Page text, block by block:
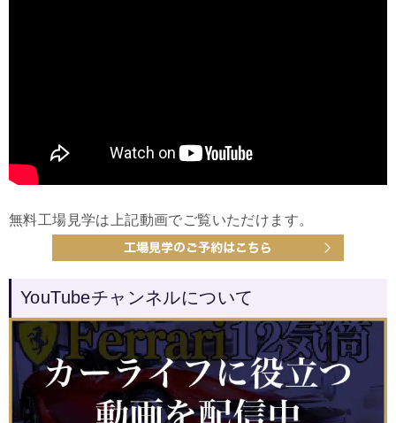
無料工場見学は上記動画でご覧いただけます。
YouTubeチャンネルについて